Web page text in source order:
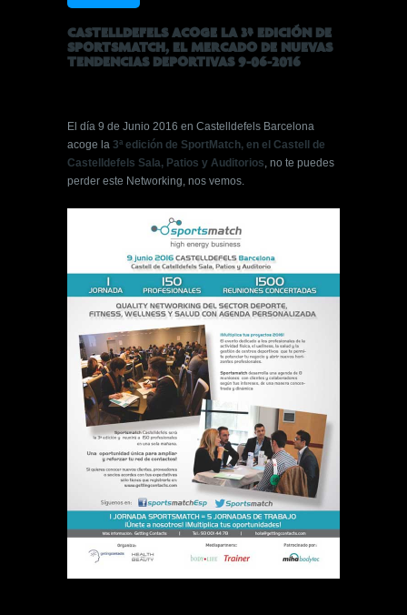
CASTELLDEFELS ACOGE LA 3ª EDICIÓN DE
SPORTSMATCH, EL MERCADO DE NUEVAS
TENDENCIAS DEPORTIVAS 9-06-2016
El día 9 de Junio 2016 en Castelldefels Barcelona
acoge la 3ª edición de SportMatch, en el Castell de
Castelldefels Sala, Patios y Auditorios, no te puedes
perder este Networking, nos vemos.